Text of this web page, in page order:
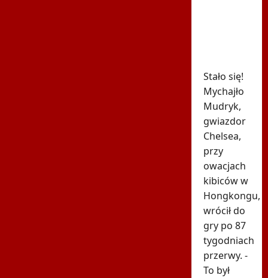
Stało się!
Mychajło
Mudryk,
gwiazdor
Chelsea,
przy
owacjach
kibiców w
Hongkongu,
wrócił do
gry po 87
tygodniach
przerwy. -
To był